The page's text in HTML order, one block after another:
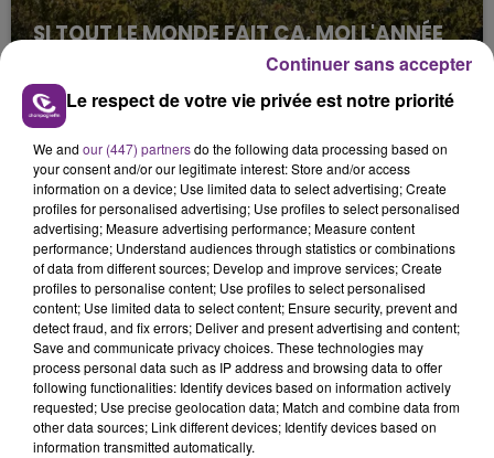
SI TOUT LE MONDE FAIT ÇA, MOI L'ANNÉE
PROCHAINE JE VENDANGE EN...
La vendange en Champagne a débuté ce jeudi 6
août dans la commune de Montgueux (Aube). Du
jamais vu !
L'INSPECTION DU TRAVAIL RAPPELLE À
L'ORDRE SUR LES CONDITIONS DE...
Alors que les dates de début des vendange 2026
s'est avéré être plus précoce que prévu,
l'inspection du Travail en profite pour rappeler
les conditions de...
TITRES DIFFUSÉS
Le respect de votre vie privée est notre priorité
We and our (447) partnersdo the following data processing based on
your consent and/or our legitimate interest: Store and/or access
information on a device; Use limited data to select advertising; Create
profiles for personalised advertising; Use profiles to select personalised
advertising; Measure advertising performance; Measure content
performance; Understand audiences through statistics or combinations
of data from different sources; Develop and improve services; Create
profiles to personalise content; Use profiles to select personalised
content; Use limited data to select content; Ensure security, prevent and
detect fraud, and fix errors; Deliver and present advertising and content;
Save and communicate privacy choices. These technologies may
process personal data such as IP address and browsing data to offer
following functionalities: Identify devices based on information actively
requested; Use precise geolocation data; Match and combine data from
other data sources; Link different devices; Identify devices based on
information transmitted automatically.
Continuer sans accepter